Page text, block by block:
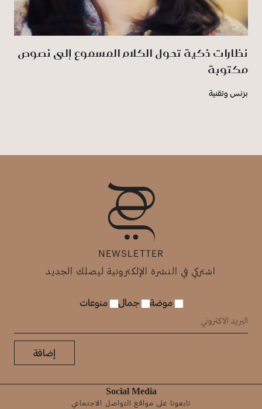
نظارات ذكية تحول الكلام المسموع إلى نصوص
مكتوبة
بزنس وتقنية
NEWSLETTER
اشتركي في النشرة الإلكترونية ليصلك الجديد
موضة جمال منوعات
إضافة
Social Media
تابعونا على مواقع التواصل الاجتماعي